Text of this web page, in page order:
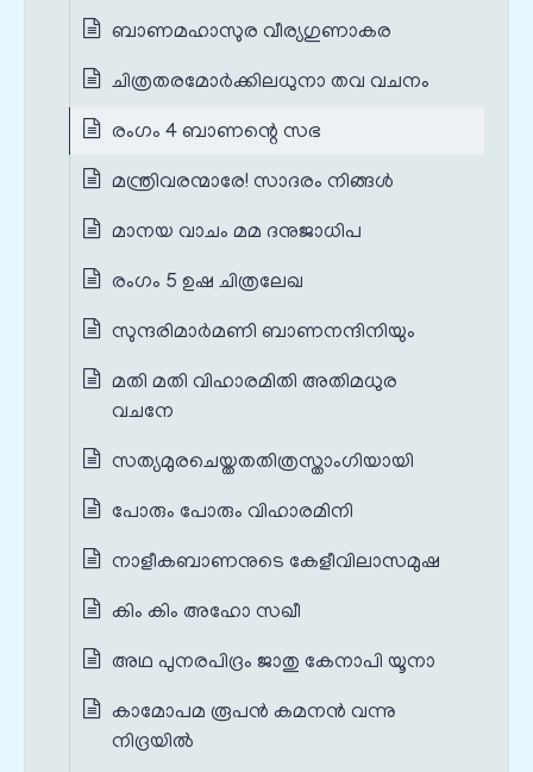
ബാണമഹാസുര വീര്യഗുണാകര
ചിത്രതരമോർക്കിലധുനാ തവ വചനം
രംഗം 4 ബാണന്റെ സഭ
മന്ത്രിവരന്മാരേ! സാദരം നിങ്ങൾ
മാനയ വാചം മമ ദനുജാധിപ
രംഗം 5 ഉഷ ചിത്രലേഖ
സുന്ദരിമാർമണി ബാണനന്ദിനിയും
മതി മതി വിഹാരമിതി അതിമധുര
വചനേ
സത്യമുരചെയ്തതതിത്രസ്താംഗിയായി
പോരും പോരും വിഹാരമിനി
നാളീകബാണനുടെ കേളീവിലാസമുഷ
കിം കിം അഹോ സഖീ
അഥ പുനരപിദ്രം ജാതു കേനാപി യൂനാ
കാമോപമ രൂപൻ കമനൻ വന്നു
നിദ്രയിൽ